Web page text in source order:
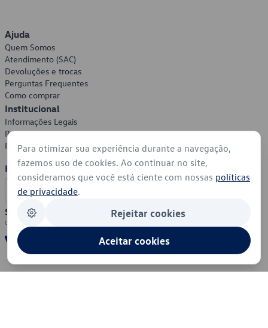
Ajuda
Quem Somos
Atendimento (SAC)
Devoluções e trocas
Perguntas Frequentes
Como comprar
Institucional
Informações Legais
Política de Privacidade
Política de Cookies
Formas de Pagamento
Segurança
Para otimizar sua experiência durante a navegação,
fazemos uso de cookies. Ao continuar no site,
consideramos que você está ciente com nossas políticas
de privacidade.
Rejeitar cookies
Aceitar cookies